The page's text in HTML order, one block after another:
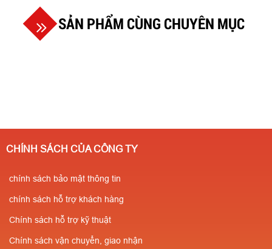
SẢN PHẨM CÙNG CHUYÊN MỤC
CHÍNH SÁCH CỦA CÔNG TY
chính sách bảo mật thông tin
chính sách hỗ trợ khách hàng
Chính sách hỗ trợ kỹ thuật
Chính sách vận chuyển, giao nhận